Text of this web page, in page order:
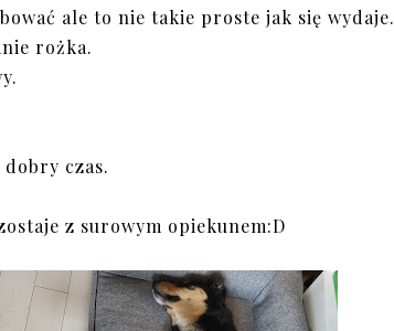
ale to nie takie proste jak się wydaje.
rożka.
czas.
z surowym opiekunem:D